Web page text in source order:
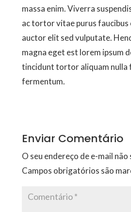
massa enim. Viverra
ac tortor vitae purus faucibus
auctor elit sed vulputate.
magna eget est lorem ipsum
tincidunt tortor aliquam nulla
fermentum.
Enviar Comentário
O seu endereço de e-mail não
Campos obrigatórios são